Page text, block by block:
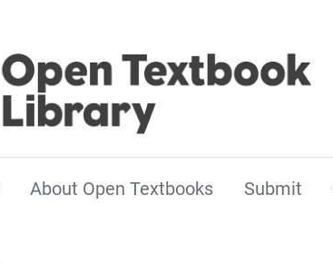
About Open Textbooks Submit